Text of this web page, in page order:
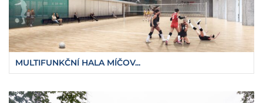
MULTIFUNKČNÍ HALA MÍČOV...